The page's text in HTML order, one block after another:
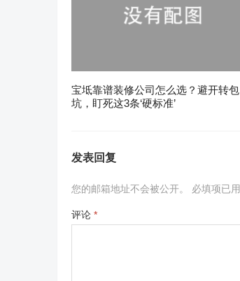
宝坻靠谱装修公司怎么选？避开转包
坑，盯死这3条‘硬标准’
发表回复
您的邮箱地址不会被公开。 必填项已用
评论 *